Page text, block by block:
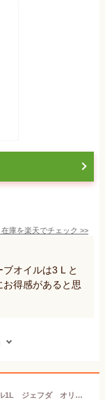
庫を楽天でチェック >>
オイルは3 L と
得感があると思
ジェフダ）エキストラバージンオリーブオイル1L ジェフダ オリーブオイル 油・オリーブオイル 洋風調味料 【常温食品】【業務用食材】